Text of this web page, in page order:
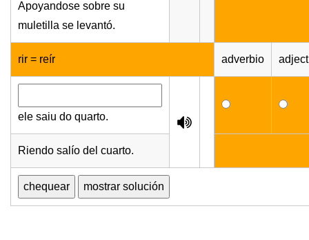
Apoyandose sobre su
muletilla se levantó.
rir = reír adverbio
ele saiu do quarto.
Riendo salío del cuarto.